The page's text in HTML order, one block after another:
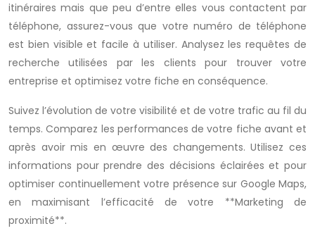
itinéraires mais que peu d’entre elles vous contactent par
téléphone, assurez-vous que votre numéro de téléphone
est bien visible et facile à utiliser. Analysez les requêtes de
recherche utilisées par les clients pour trouver votre
entreprise et optimisez votre fiche en conséquence.
Suivez l’évolution de votre visibilité et de votre trafic au fil du
temps. Comparez les performances de votre fiche avant et
après avoir mis en œuvre des changements. Utilisez ces
informations pour prendre des décisions éclairées et pour
optimiser continuellement votre présence sur Google Maps,
en maximisant l’efficacité de votre **Marketing de
proximité**.